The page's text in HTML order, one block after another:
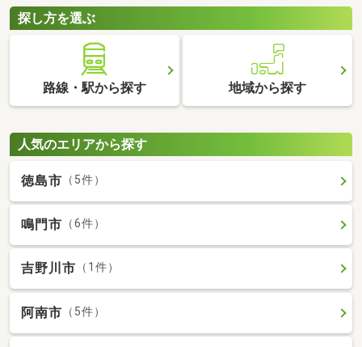
も購入費用を抑えられる中古の一戸建てを紹介します。
探し方を選ぶ
路線・駅から探す 地域から探す
人気のエリアから探す
徳島市 （5件）
鳴門市 （6件）
吉野川市 （1件）
阿南市 （5件）